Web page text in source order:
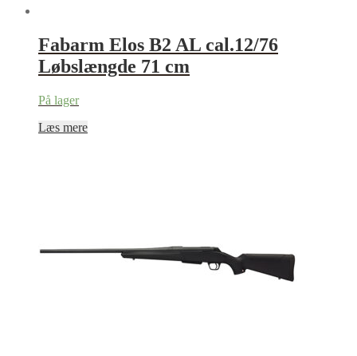
Fabarm Elos B2 AL cal.12/76
Løbslængde 71 cm
På lager
Læs mere